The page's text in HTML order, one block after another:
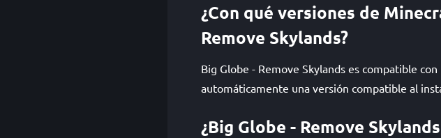
¿Con qué versiones de
Remove Skylands?
Big Globe - Remove Skylands es compatible
automáticamente una versión compatible al
¿Big Globe - Remove